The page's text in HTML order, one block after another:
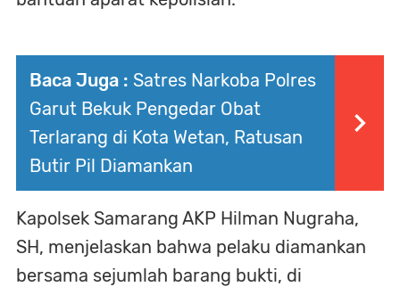
Baca Juga : Satres Narkoba Polres
Garut Bekuk Pengedar Obat
Terlarang di Kota Wetan, Ratusan
Butir Pil Diamankan
Kapolsek Samarang AKP Hilman Nugraha,
SH, menjelaskan bahwa pelaku diamankan
bersama sejumlah barang bukti, di